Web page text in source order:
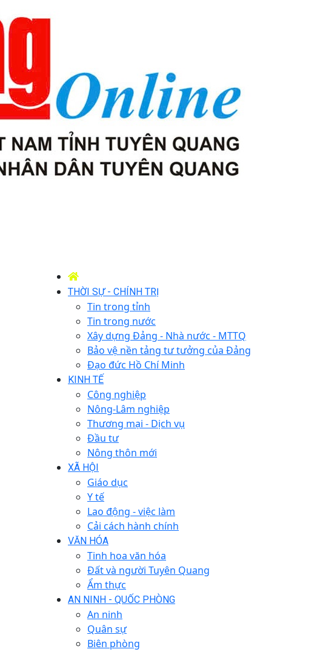
THỜI SỰ - CHÍNH TRỊ
Tin trong tỉnh
Tin trong nước
Xây dựng Đảng - Nhà nước - MTTQ
Bảo vệ nền tảng tư tưởng của Đảng
Đạo đức Hồ Chí Minh
KINH TẾ
Công nghiệp
Nông-Lâm nghiệp
Thương mại - Dịch vụ
Đầu tư
Nông thôn mới
XÃ HỘI
Giáo dục
Y tế
Lao động - việc làm
Cải cách hành chính
VĂN HÓA
Tinh hoa văn hóa
Đất và người Tuyên Quang
Ẩm thực
AN NINH - QUỐC PHÒNG
An ninh
Quân sự
Biên phòng